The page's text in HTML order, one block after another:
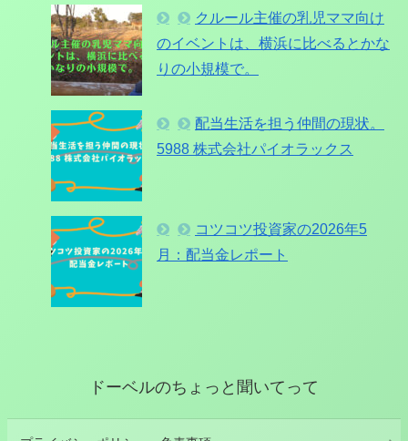
クルール主催の乳児ママ向け
のイベントは、横浜に比べるとかな
りの小規模で。
配当生活を担う仲間の現状。
5988 株式会社パイオラックス
コツコツ投資家の2026年5
月：配当金レポート
ドーベルのちょっと聞いてって